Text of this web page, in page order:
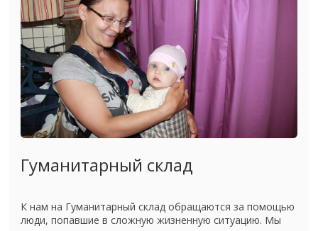
Гуманитарный склад
К нам на Гуманитарный склад обращаются за помощью
люди, попавшие в сложную жизненную ситуацию. Мы